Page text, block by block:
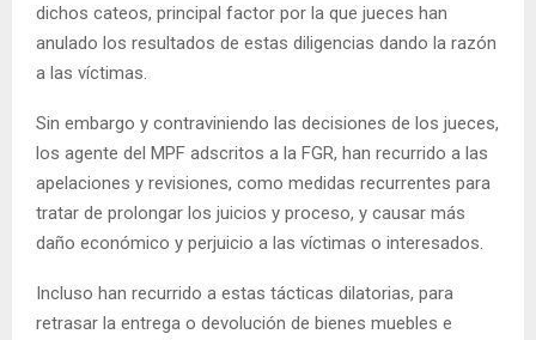
dichos cateos, principal factor por la que jueces han
anulado los resultados de estas diligencias dando la razón
a las víctimas.
Sin embargo y contraviniendo las decisiones de los jueces,
los agente del MPF adscritos a la FGR, han recurrido a las
apelaciones y revisiones, como medidas recurrentes para
tratar de prolongar los juicios y proceso, y causar más
daño económico y perjuicio a las víctimas o interesados.
Incluso han recurrido a estas tácticas dilatorias, para
retrasar la entrega o devolución de bienes muebles e